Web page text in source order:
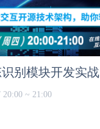
别模块开发实战
20:00 ~ 21:00